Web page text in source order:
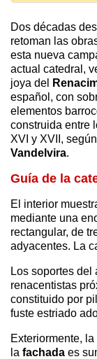
Dos décadas
retoman las
esta nueva
actual catedral,
joya del
español, con
elementos
construida entre
XVI y XVII,
Vandelvira.
Guía de la
El interior
mediante una
rectangular, de
adyacentes. La
Los soportes
renacentistas
constituido por
fuste estriado
Exteriormente,
la fachada es